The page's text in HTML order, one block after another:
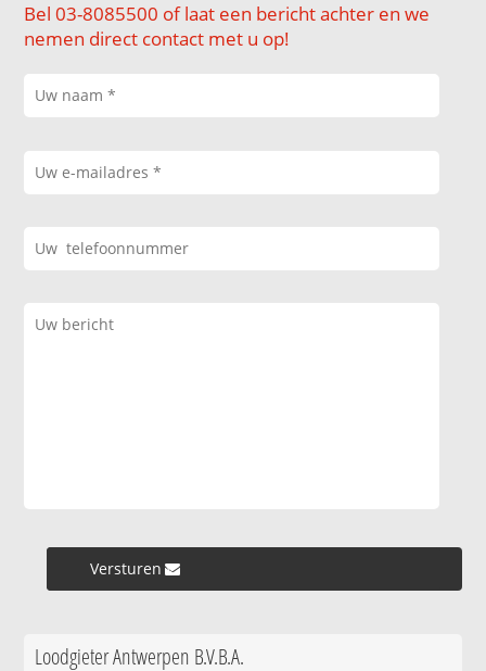
Bel 03-8085500 of laat een bericht achter en we
nemen direct contact met u op!
Versturen »
Loodgieter Antwerpen B.V.B.A.